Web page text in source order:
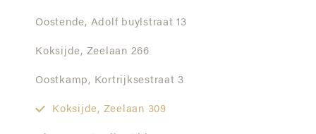
Oostende, Adolf buylstraat 13
Koksijde, Zeelaan 266
Oostkamp, Kortrijksestraat 3
Koksijde, Zeelaan 309